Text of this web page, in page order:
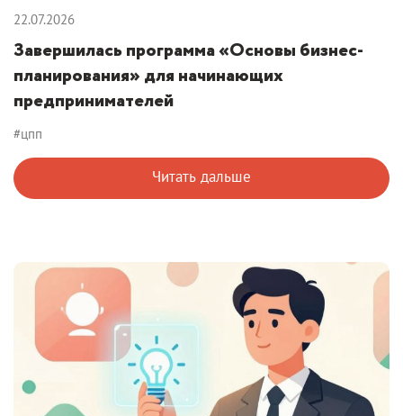
22.07.2026
Завершилась программа «Основы бизнес-
планирования» для начинающих
предпринимателей
#цпп
Читать дальше